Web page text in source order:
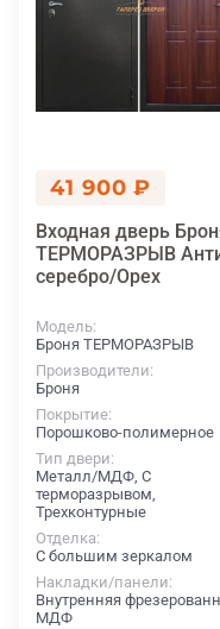
41 900 ₽
Входная дверь
ТЕРМОРАЗРЫВ
серебро/Орех
Модель
Броня ТЕРМОРАЗРЫВ
Производители
Броня
Покрытие
Порошково-полимерное
Тип двери
Металл/МДФ, С
терморазрывом,
Трехконтурные
Отделка
С большим зеркалом
Накладки/панели
Внутренняя
МДФ